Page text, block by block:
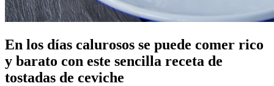
En los días calurosos se puede comer rico
y barato con este sencilla receta de
tostadas de ceviche